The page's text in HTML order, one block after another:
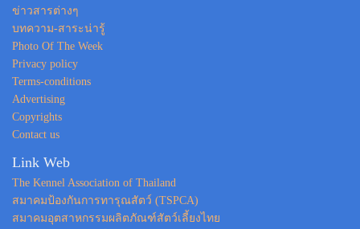
ข่าวสารต่างๆ
บทความ-สาระน่ารู้
Photo Of The Week
Privacy policy
Terms-conditions
Advertising
Copyrights
Contact us
Link Web
The Kennel Association of Thailand
สมาคมป้องกันการทารุณสัตว์ (TSPCA)
สมาคมอุตสาหกรรมผลิตภัณฑ์สัตว์เลี้ยงไทย